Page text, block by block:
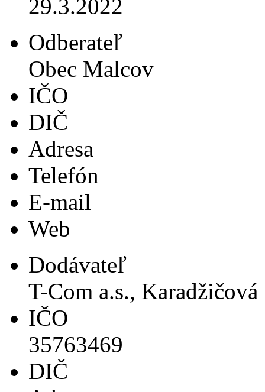
29.3.2022
Odberateľ
Obec Malcov
IČO
DIČ
Adresa
Telefón
E-mail
Web
Dodávateľ
T-Com a.s.,
IČO
35763469
DIČ